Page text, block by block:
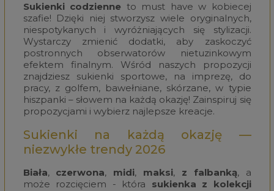
Sukienki codzienne to must have w kobiecej
szafie! Dzięki niej stworzysz wiele oryginalnych,
niespotykanych i wyróżniających się stylizacji.
Wystarczy zmienić dodatki, aby zaskoczyć
postronnych obserwatorów nietuzinkowym
efektem finalnym. Wśród naszych propozycji
znajdziesz sukienki sportowe, na imprezę, do
pracy, z golfem, bawełniane, skórzane, w typie
hiszpanki – słowem na każdą okazję! Zainspiruj się
propozycjami i wybierz najlepsze kreacje.
Sukienki na każdą okazję —
niezwykłe trendy 2026
Biała, czerwona, midi, maksi, z falbanką, a
może rozcięciem - która sukienka z kolekcji